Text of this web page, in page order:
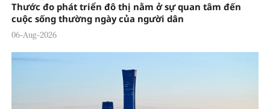
Thước đo phát triển đô thị nằm ở sự quan tâm đến
cuộc sống thường ngày của người dân
06-Aug-2026